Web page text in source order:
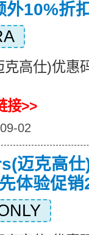
外10%折
克高仕)优惠
接>>
02
迈克高仕
体验促